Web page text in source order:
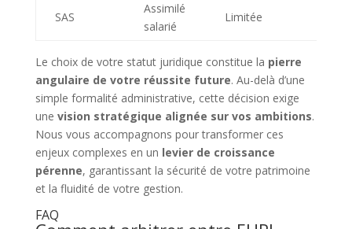
SAS
Assimilé
salarié
Limitée
Le choix de votre statut juridique constitue la pierre
angulaire de votre réussite future. Au-delà d’une
simple formalité administrative, cette décision exige
une vision stratégique alignée sur vos ambitions.
Nous vous accompagnons pour transformer ces
enjeux complexes en un levier de croissance
pérenne, garantissant la sécurité de votre patrimoine
et la fluidité de votre gestion.
FAQ